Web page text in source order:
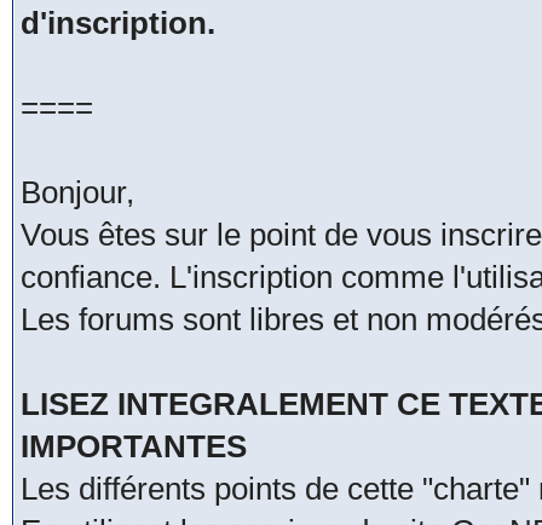
d'inscription.
====
Bonjour,
Vous êtes sur le point de vous
confiance. L'inscription comme
Les forums sont libres et non
LISEZ INTEGRALEMENT CE
IMPORTANTES
Les différents points de cette